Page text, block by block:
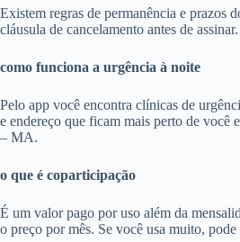
Existem regras de permanência e prazos
cláusula de cancelamento antes de assinar.
como funciona a urgência à noite
Pelo app você encontra clínicas de
e endereço que ficam mais perto de você
– MA.
o que é coparticipação
É um valor pago por uso além da
o preço por mês. Se você usa muito, pode